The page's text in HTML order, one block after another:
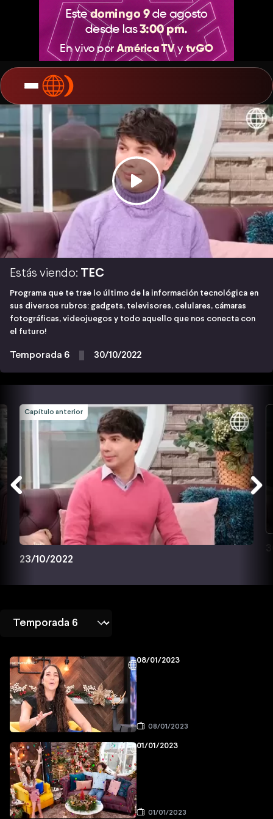
Estás viendo: TEC
Programa que te trae lo último de la información tecnológica en
sus diversos rubros: gadgets, televisores, celulares, cámaras
fotográficas, videojuegos y todo aquello que nos conecta con
el futuro!
Temporada 6 30/10/2022
Capítulo anterior
23/10/2022
08/01/2023
08/01/2023
01/01/2023
01/01/2023